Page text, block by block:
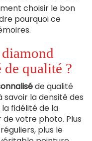
choisir le bon
pourquoi ce
qualité ?
de qualité
savoir la densité des
fidélité de la
votre photo. Plus
plus le